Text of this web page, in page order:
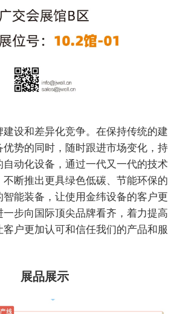
设和差异化竞争。在保持传统的建
势的同时，随时跟进市场变化，持
动化设备，通过一代又一代的技术
断推出更具绿色低碳、节能环保的
能装备，让使用金纬设备的客户更
步向国际顶尖品牌看齐，着力提高
户更加认可和信任我们的产品和服
展品展示